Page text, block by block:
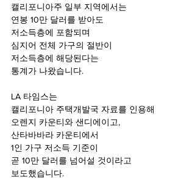
캘리포니아주 일부 지역에서는
연봉 10만 달러를 받아도
저소득층에 포함되며
심지어 전체 가구의 절반이
저소득층에 해당된다는
통계가 나왔습니다.
LA 타임스는
캘리포니아 주택개발국 자료를 인용해
오렌지 카운티와 샌디에이고,
산타바바라 카운티에서
1인 가구 저소득 기준이
곧 10만 달러를 넘어설 것이라고
보도했습니다.